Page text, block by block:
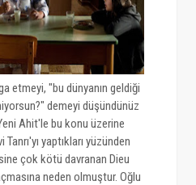
etmeyi, "bu dünyanın geldiği
demeyi düşündünüz
Ahit'le bu konu üzerine
yaptıkları yüzünden
çok kötü davranan Dieu
neden olmuştur. Oğlu